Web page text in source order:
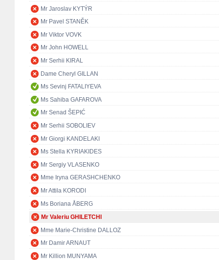
Mr Jaroslav KYTÝR
Mr Pavel STANĚK
Mr Viktor VOVK
Mr John HOWELL
Mr Serhii KIRAL
Dame Cheryl GILLAN
Ms Sevinj FATALIYEVA
Ms Sahiba GAFAROVA
Mr Senad ŠEPIĆ
Mr Serhii SOBOLIEV
Mr Giorgi KANDELAKI
Ms Stella KYRIAKIDES
Mr Sergiy VLASENKO
Mme Iryna GERASHCHENKO
Mr Attila KORODI
Ms Boriana ÅBERG
Mr Valeriu GHILETCHI
Mme Marie-Christine DALLOZ
Mr Damir ARNAUT
Mr Killion MUNYAMA